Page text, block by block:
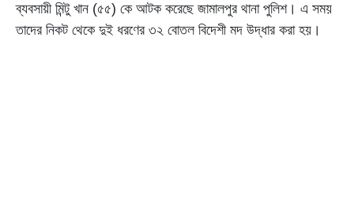
ব্যবসায়ী মিন্টু খান (৫৫) কে আটক করেছে জামালপুর থানা পুলিশ। এ সময়
তাদের নিকট থেকে দুই ধরণের ৩২ বোতল বিদেশী মদ উদ্ধার করা হয়।